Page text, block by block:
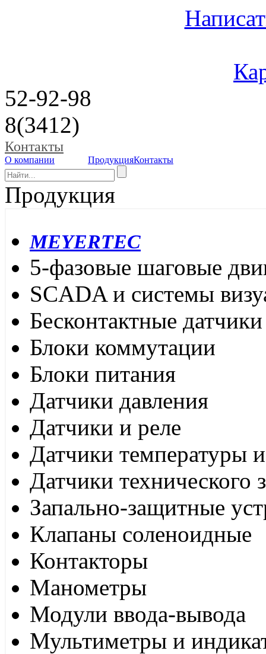
52-92-98
8(3412)
Контакты
О компании ПродукцияКонтакты
Продукция
MEYERTEC
5-фазовые шаговые
SCADA и системы
Бесконтактные датчики
Блоки коммутации
Блоки питания
Датчики давления
Датчики и реле
Датчики температуры
Датчики технического
Запально-защитные
Клапаны соленоидные
Контакторы
Манометры
Модули ввода-вывода
Мультиметры и